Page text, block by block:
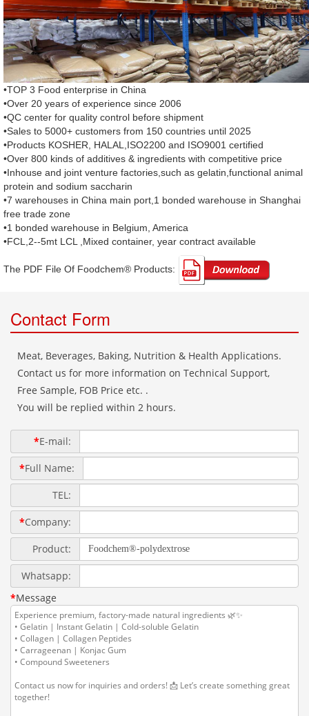
•TOP 3 Food enterprise in China
•Over 20 years of experience since 2006
•QC center for quality control before shipment
•Sales to 5000+ customers from 150 countries until 2025
•Products KOSHER, HALAL,ISO2200 and ISO9001 certified
•Over 800 kinds of additives & ingredients with competitive price
•Inhouse and joint venture factories,such as gelatin,functional animal
protein and sodium saccharin
•7 warehouses in China main port,1 bonded warehouse in Shanghai
free trade zone
•1 bonded warehouse in Belgium, America
•FCL,2--5mt LCL ,Mixed container, year contract available
The PDF File Of Foodchem® Products: